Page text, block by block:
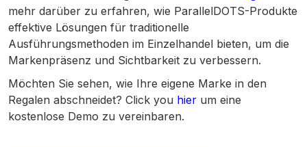
mehr darüber zu erfahren, wie ParallelDOTS-Produkte
effektive Lösungen für traditionelle
Ausführungsmethoden im Einzelhandel bieten, um die
Markenpräsenz und Sichtbarkeit zu verbessern.
Möchten Sie sehen, wie Ihre eigene Marke in den
Regalen abschneidet? Click you hier um eine
kostenlose Demo zu vereinbaren.